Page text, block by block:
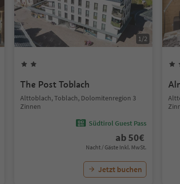
1/2
The Post Toblach
Alttoblach, Toblach, Dolomitenregion 3
Zinnen
Südtirol Guest Pass
ab 50€
Nacht / Gäste Inkl. MwSt.
Jetzt buchen